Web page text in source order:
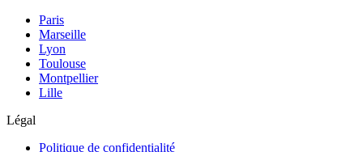
Paris
Marseille
Lyon
Toulouse
Montpellier
Lille
Légal
Politique de confidentialité